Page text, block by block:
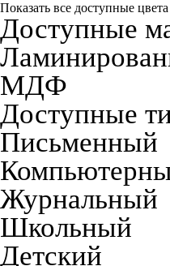
Показать все доступные цвета
Доступные
МДФ
Доступные
Письменный
Журнальный
Школьный
Детский